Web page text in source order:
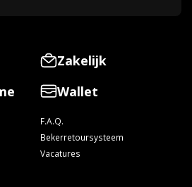
Zakelijk
Wallet
F.A.Q.
Bekerretoursysteem
Vacatures